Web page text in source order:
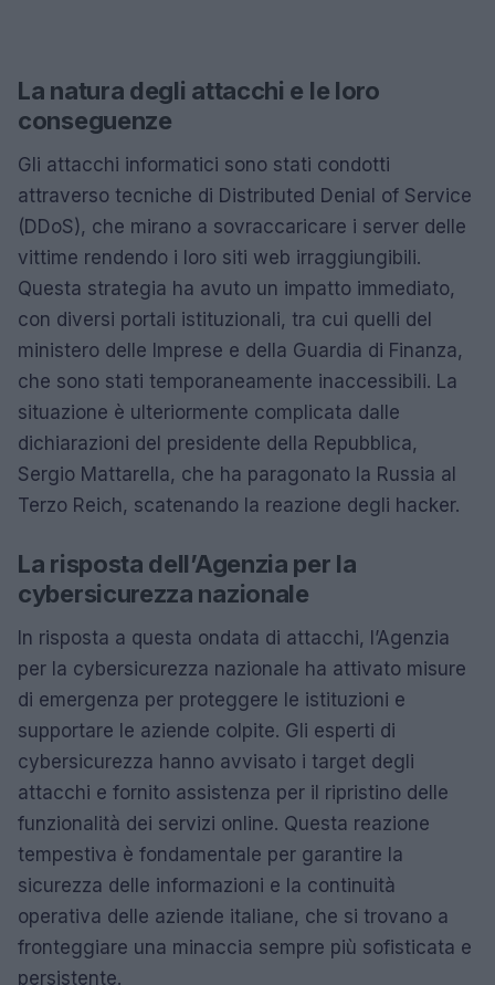
La natura degli attacchi e le loro
conseguenze
Gli attacchi informatici sono stati condotti
attraverso tecniche di Distributed Denial of Service
(DDoS), che mirano a sovraccaricare i server delle
vittime rendendo i loro siti web irraggiungibili.
Questa strategia ha avuto un impatto immediato,
con diversi portali istituzionali, tra cui quelli del
ministero delle Imprese e della Guardia di Finanza,
che sono stati temporaneamente inaccessibili. La
situazione è ulteriormente complicata dalle
dichiarazioni del presidente della Repubblica,
Sergio Mattarella, che ha paragonato la Russia al
Terzo Reich, scatenando la reazione degli hacker.
La risposta dell’Agenzia per la
cybersicurezza nazionale
In risposta a questa ondata di attacchi, l’Agenzia
per la cybersicurezza nazionale ha attivato misure
di emergenza per proteggere le istituzioni e
supportare le aziende colpite. Gli esperti di
cybersicurezza hanno avvisato i target degli
attacchi e fornito assistenza per il ripristino delle
funzionalità dei servizi online. Questa reazione
tempestiva è fondamentale per garantire la
sicurezza delle informazioni e la continuità
operativa delle aziende italiane, che si trovano a
fronteggiare una minaccia sempre più sofisticata e
persistente.